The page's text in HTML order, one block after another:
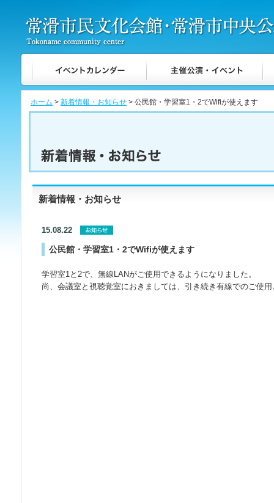
ホーム > 新着情報・お知らせ > 公民館・学習室1・2でWifiが使えます
新着情報・お知らせ
15.08.22
公民館・学習室1・2でWifiが使えます
学習室1と2で、無線LANがご使用できるようになりました。
尚、会議室と視聴覚室におきましては、引き続き有線でのご使